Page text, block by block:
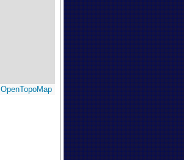
OpenTopoMap